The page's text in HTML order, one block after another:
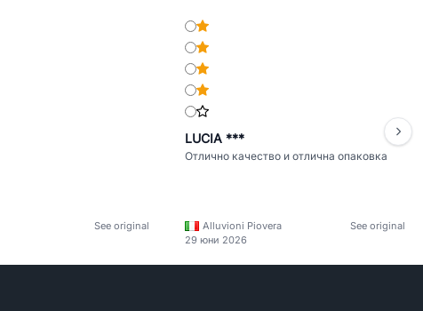
See original
LUCIA ***
Отлично качество и отлична опаковка
Alluvioni Piovera
See original
29 юни 2026